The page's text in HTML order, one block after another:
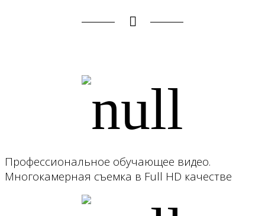
Профессиональное обучающее видео.
Многокамерная съемка в Full HD качестве